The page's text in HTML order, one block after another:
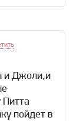
и Джоли,и
пойдет в